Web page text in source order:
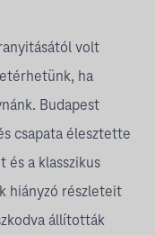
volt
ha
Budapest
csapata élesztette
és a klasszikus
hiányzó részleteit
állították